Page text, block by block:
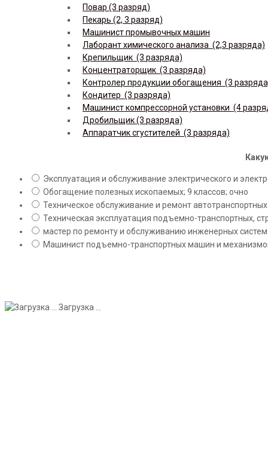
Повар (3 разряд)
Пекарь (2, 3 разряд)
Машинист промывочных машин
Лаборант химического анализа (2,3 разряда)
Крепильщик (3 разряда)
Концентраторщик (3 разряда)
Контролер продукции обогащения (3
Кондитер (3 разряда)
Машинист компрессорной установки (4
Дробильщик (3 разряда)
Аппаратчик сгустителей (3 разряда)
Эксплуатация и обслуживание электрического и
Обогащение полезных ископаемых; 9 классов; очно
Техническое обслуживание и ремонт
Техническая эксплуатация подъемно-транспортных,
мастер по ремонту и обслуживанию инженерных
Машинист подъемно-транспортных машин и
Загрузка ...